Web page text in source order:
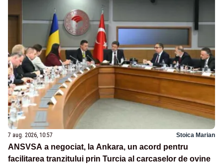
7 aug. 2026, 10:57 Stoica Marian
ANSVSA a negociat, la Ankara, un acord pentru
facilitarea tranzitului prin Turcia al carcaselor de ovine